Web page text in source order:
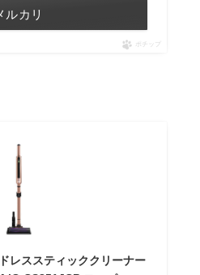
ルカリ
ポチップ
レススティッククリーナー